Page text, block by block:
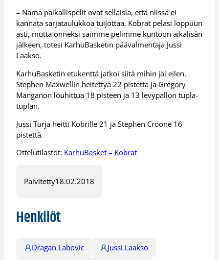
– Nämä paikallispelit ovat sellaisia, että niissä ei
kannata sarjataulukkoa tuijottaa. Kobrat pelasi loppuun
asti, mutta onneksi saimme pelimme kuntoon aikalisän
jälkeen, totesi KarhuBasketin päävalmentaja Jussi
Laakso.
KarhuBasketin etukenttä jatkoi siitä mihin jäi eilen,
Stephen Maxwellin heitettyä 22 pistettä ja Gregory
Manganon louhittua 18 pisteen ja 13 levypallon tupla-
tuplan.
Jussi Turja heitti Kobrille 21 ja Stephen Croone 16
pistettä.
Ottelutilastot: KarhuBasket – Kobrat
Päivitetty18.02.2018
Henkilöt
Dragan Labovic
Jussi Laakso